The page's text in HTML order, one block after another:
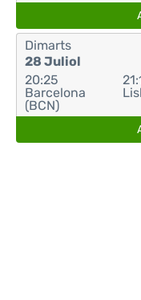
Dimarts
28 Juliol
20:25
Barcelona
(BCN)